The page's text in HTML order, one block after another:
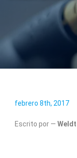
BUSCAR
febrero 8th, 2017
Escrito por —